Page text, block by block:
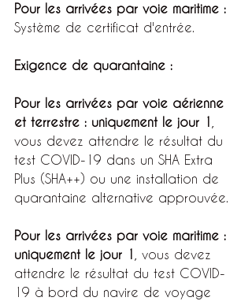
Pour les arrivées par voie maritime :
Système de certificat d'entrée.
Exigence de quarantaine :
Pour les arrivées par voie aérienne
et terrestre : uniquement le jour 1
vous devez attendre le résultat du
test COVID-19 dans un SHA Extra
Plus (SHA++) ou une installation de
quarantaine alternative approuvée.
Pour les arrivées par voie maritime :
uniquement le jour 1
, vous devez
attendre le résultat du test COVID-
19 à bord du navire de voyage